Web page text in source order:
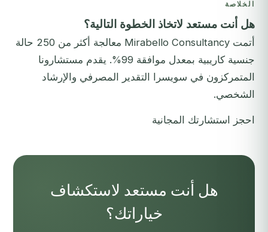
الخلاصة
هل أنت مستعد لاتخاذ الخطوة التالية؟
أتمت Mirabello Consultancy معالجة أكثر من 250 حالة
جنسية كاريبية بمعدل موافقة 99%. يقدم مستشارونا
المتمركزون في سويسرا التقدير المصرفي والإرشاد
الشخصي.
احجز استشارتك المجانية
هل أنت مستعد لاستكشاف
خياراتك؟